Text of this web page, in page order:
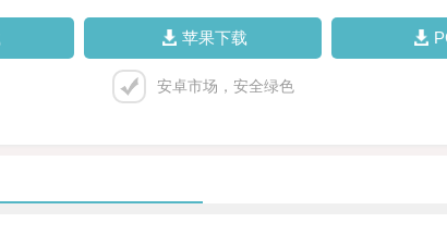
苹果下载
安卓市场，安全绿色